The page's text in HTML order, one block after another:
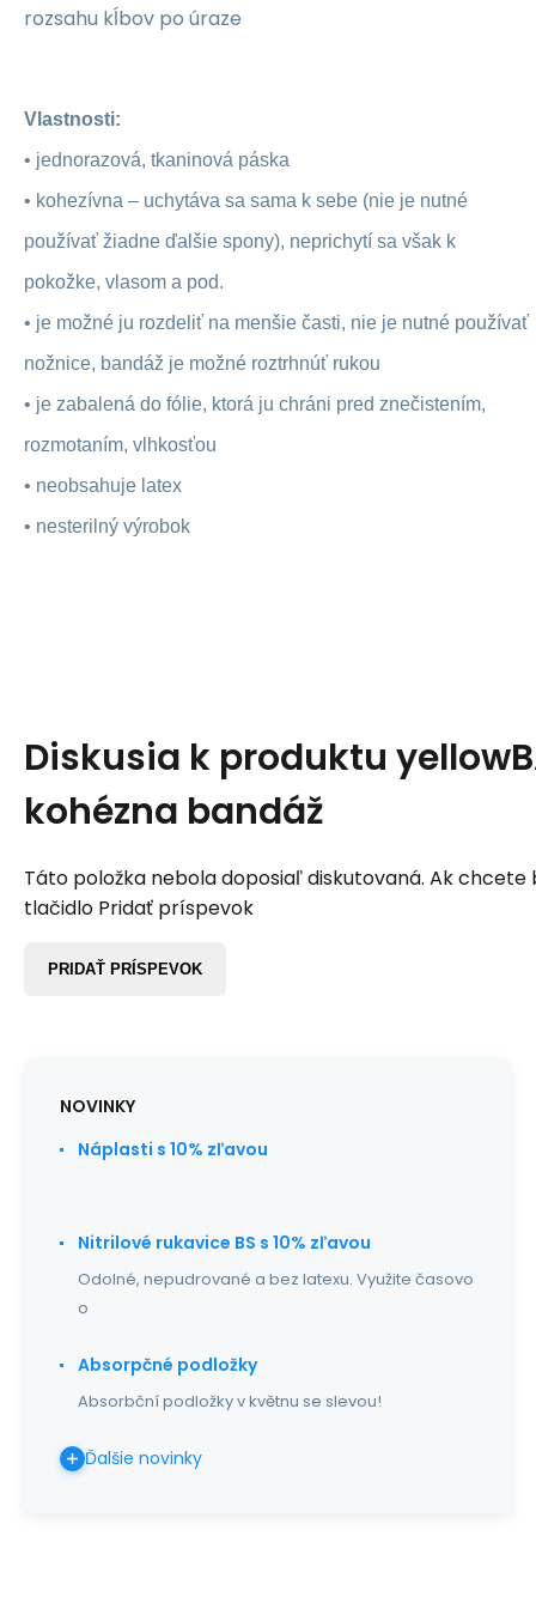
rozsahu kĺbov po úraze
Vlastnosti:
• jednorazová, tkaninová páska
• kohezívna – uchytáva sa sama k sebe (nie je nutné
používať žiadne ďalšie spony), neprichytí sa však k
pokožke, vlasom a pod.
• je možné ju rozdeliť na menšie časti, nie je nutné používať
nožnice, bandáž je možné roztrhnúť rukou
• je zabalená do fólie, ktorá ju chráni pred znečistením,
rozmotaním, vlhkosťou
• neobsahuje latex
• nesterilný výrobok
Diskusia k produktu
kohézna bandáž
Táto položka nebola doposiaľ diskutovaná. Ak chcete
tlačidlo Pridať príspevok
PRIDAŤ PRÍSPEVOK
NOVINKY
Náplasti s 10% zľavou
Nitrilové rukavice BS s 10% zľavou
Odolné, nepudrované a bez latexu. Využite časovo
o
Absorpčné podložky
Absorbční podložky v květnu se slevou!
Ďalšie novinky